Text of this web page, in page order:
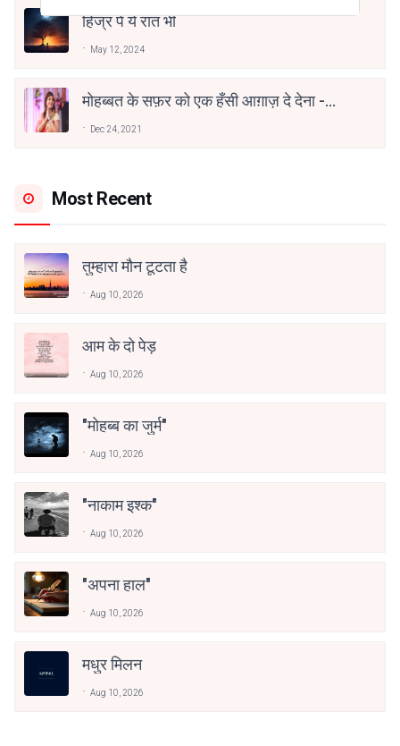
हिज्र पे ये रात भी
May 12, 2024
मोहब्बत के सफ़र को एक हँसी आग़ाज़ दे देना -
Dec 24, 2021
Most Recent
तुम्हारा मौन टूटता है
Aug 10, 2026
आम के दो पेड़
Aug 10, 2026
"मोहब्ब का जुर्म"
Aug 10, 2026
"नाकाम इश्क"
Aug 10, 2026
"अपना हाल"
Aug 10, 2026
मधुर मिलन
Aug 10, 2026